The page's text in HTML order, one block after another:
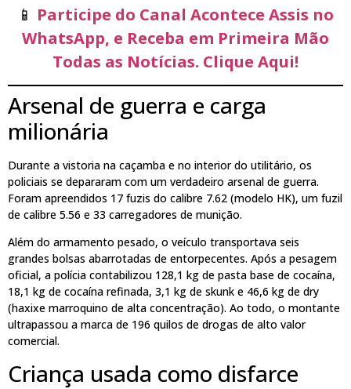
📱 Participe do Canal Acontece Assis no
WhatsApp, e Receba em Primeira Mão
Todas as Notícias. Clique Aqui!
Arsenal de guerra e carga
milionária
Durante a vistoria na caçamba e no interior do utilitário, os
policiais se depararam com um verdadeiro arsenal de guerra.
Foram apreendidos 17 fuzis do calibre 7.62 (modelo HK), um fuzil
de calibre 5.56 e 33 carregadores de munição.
Além do armamento pesado, o veículo transportava seis
grandes bolsas abarrotadas de entorpecentes. Após a pesagem
oficial, a polícia contabilizou 128,1 kg de pasta base de cocaína,
18,1 kg de cocaína refinada, 3,1 kg de skunk e 46,6 kg de dry
(haxixe marroquino de alta concentração). Ao todo, o montante
ultrapassou a marca de 196 quilos de drogas de alto valor
comercial.
Criança usada como disfarce